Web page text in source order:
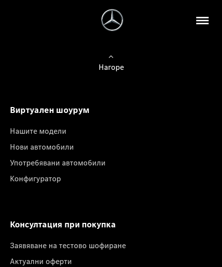
Нагоре
Виртуален шоурум
Нашите модели
Нови автомобили
Употребявани автомобили
Конфигуратор
Консултация при покупка
Заявяване на тестово шофиране
Актуални оферти